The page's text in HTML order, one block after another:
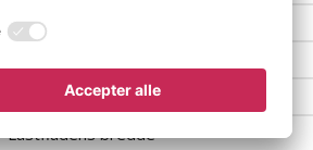
Hjullejring
Længde
Lastfladens bredde